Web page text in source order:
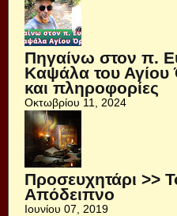
Πηγαίνω στον π.
Καψάλα του
και πληροφορίες
Οκτωβρίου 11, 2024
Προσευχητάρι >>
Απόδειπνο
Ιουνίου 07, 2019